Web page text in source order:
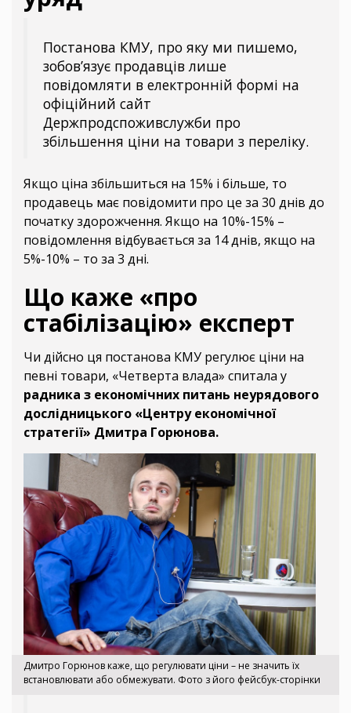
Постанова КМУ, про яку ми пишемо,
зобов’язує продавців лише
повідомляти в електронній формі на
офіційний сайт
Держпродспоживслужби про
збільшення ціни на товари з переліку.
Якщо ціна збільшиться на 15% і більше, то
продавець має повідомити про це за 30 днів до
початку здорожчення. Якщо на 10%-15% –
повідомлення відбувається за 14 днів, якщо на
5%-10% – то за 3 дні.
Що каже «про
стабілізацію» експерт
Чи дійсно ця постанова КМУ регулює ціни на
певні товари, «Четверта влада» спитала у
радника з економічних питань неурядового
дослідницького «Центру економічної
стратегії» Дмитра Горюнова.
Дмитро Горюнов каже, що регулювати ціни – не значить їх
встановлювати або обмежувати. Фото з його фейсбук-сторінки